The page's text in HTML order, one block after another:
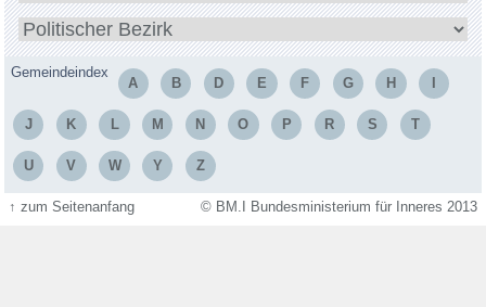
wählen
Bezirk
wählen
Gemeindeindex
A B D E F G H
J K L M N O P R S T
U V W Y Z
↑zum Seitenanfang © BM.I Bundesministerium für Inneres 2013